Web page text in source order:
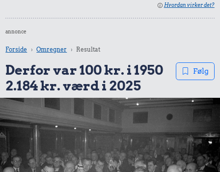
Hvordan virker det?
annonce
Forside Omregner Resultat
Derfor var 100 kr. i 1950
2.184 kr. værd i 2025
Følg